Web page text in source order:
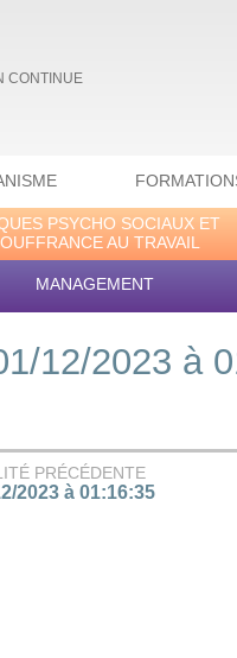
CONTINUE
PSYCHO SOCIAUX ET
AU TRAVAIL
MANAGEMENT
12/2023 à
PRÉCÉDENTE
2023 à 01:16:35